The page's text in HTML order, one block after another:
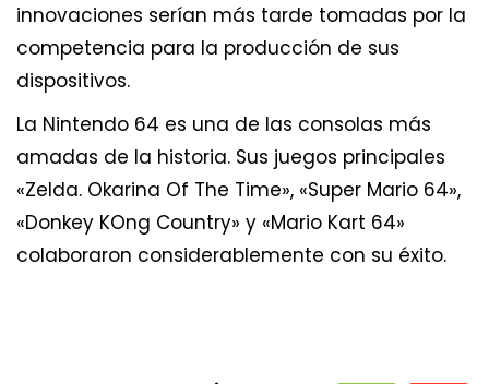
innovaciones serían más tarde tomadas por la
competencia para la producción de sus
dispositivos.
La Nintendo 64 es una de las consolas más
amadas de la historia. Sus juegos principales
«Zelda. Okarina Of The Time», «Super Mario 64»,
«Donkey KOng Country» y «Mario Kart 64»
colaboraron considerablemente con su éxito.